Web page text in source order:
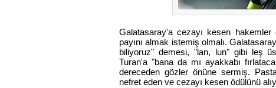
Galatasaray'a cezayı kesen
payını almak istemiş olmalı.
biliyoruz" demesi, "lan, lun" gibi leş
Turan'a "bana da mı ayakkabı
dereceden gözler önüne sermiş.
nefret eden ve cezayı kesen ödülünü